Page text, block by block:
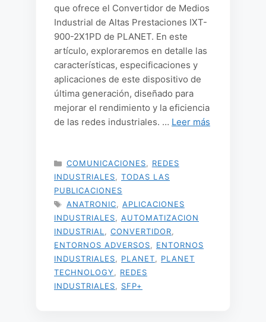
que ofrece el Convertidor de Medios
Industrial de Altas Prestaciones IXT-
900-2X1PD de PLANET. En este
artículo, exploraremos en detalle las
características, especificaciones y
aplicaciones de este dispositivo de
última generación, diseñado para
mejorar el rendimiento y la eficiencia
de las redes industriales. … Leer más
CATEGORÍAS
COMUNICACIONES
REDES
INDUSTRIALES
TODAS LAS
PUBLICACIONES
ETIQUETAS
ANATRONIC
APLICACIONES
INDUSTRIALES
AUTOMATIZACION
INDUSTRIAL
CONVERTIDOR
ENTORNOS ADVERSOS
ENTORNOS
INDUSTRIALES
PLANET
PLANET
TECHNOLOGY
REDES
INDUSTRIALES
SFP+